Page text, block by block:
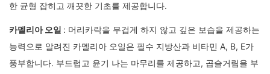
한 균형 잡히고 깨끗한 기초를 제공합니다.
카멜리아 오일 : 머리카락을 무겁게 하지 않고 깊은 보습을 제공하는
능력으로 알려진 카멜리아 오일은 필수 지방산과 비타민 A, B, E가
풍부합니다. 부드럽고 윤기 나는 마무리를 제공하고, 곱슬거림을 부